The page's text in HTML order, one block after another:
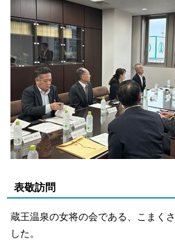
表敬訪問
蔵王温泉の女将の会である、こまく
した。